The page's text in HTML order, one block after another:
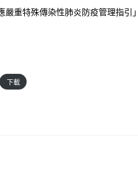
重特殊傳染性肺炎防疫管理指
下載